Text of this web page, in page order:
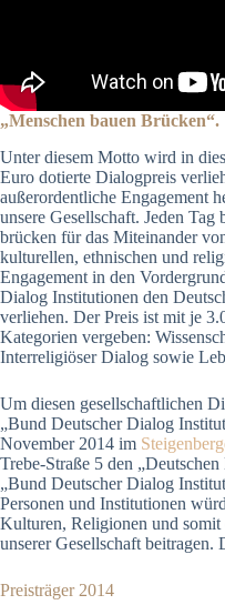
„Menschen bauen Brücken“.
Unter diesem Motto wird in
Euro dotierte Dialogpreis
außerordentliche Engagement
unsere Gesellschaft. Jeden
brücken für das Miteinander
kulturellen, ethnischen und
Engagement in den
Dialog Institutionen den
verliehen. Der Preis ist mit je
Kategorien vergeben:
Interreligiöser Dialog sowie
Um diesen gesellschaftlichen
„Bund Deutscher Dialog
November 2014 im
Trebe-Straße 5 den
„Bund Deutscher Dialog
Personen und Institutionen
Kulturen, Religionen und
unserer Gesellschaft
Preisträger 2014